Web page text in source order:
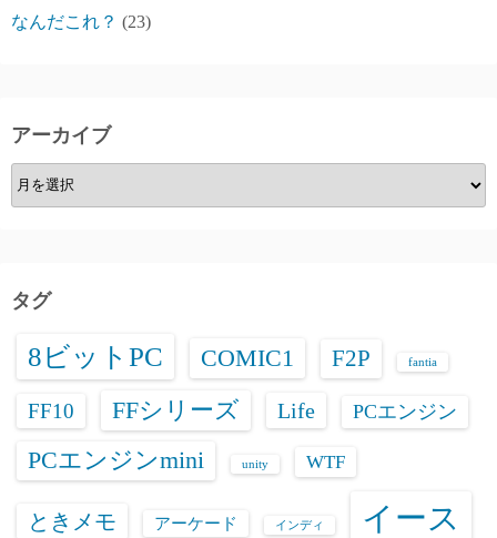
なんだこれ？ (23)
アーカイブ
ア
ー
ブ
タグ
8ビットPC COMIC1 F2P fantia
FF10 FFシリーズ Life PCエンジン
PCエンジンmini unity WTF
ときメモ アーケード インディ イース